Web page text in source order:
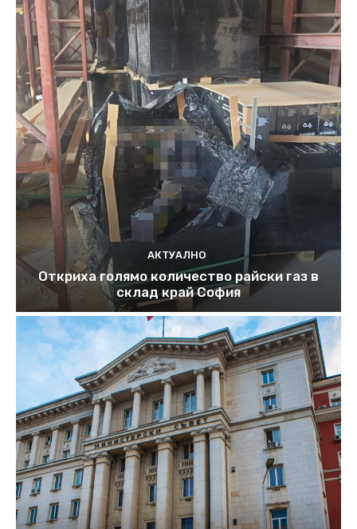
АКТУАЛНО
Откриха голямо количество райски газ в
склад край София